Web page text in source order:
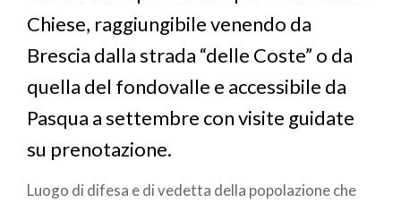
Chiese, raggiungibile venendo da
Brescia dalla strada “delle Coste” o da
quella del fondovalle e accessibile da
Pasqua a settembre con visite guidate
su prenotazione.
Luogo di difesa e di vedetta della popolazione che